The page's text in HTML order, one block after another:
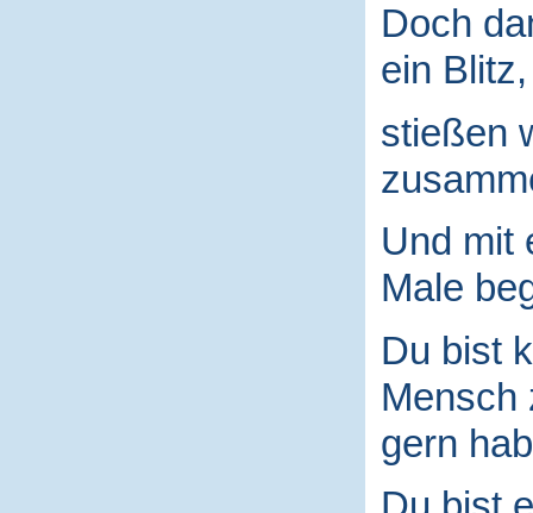
Doch
ein Blitz,
stießen
Und mit
Male
Du bist
Mensch
gern